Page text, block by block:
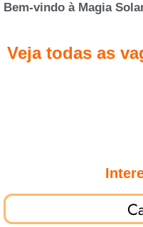
Bem-vindo à Magia
Veja todas as